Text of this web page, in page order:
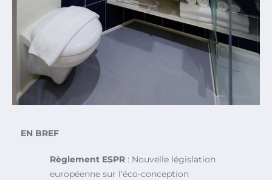
EN BREF
Règlement ESPR : Nouvelle législation
européenne sur l’éco-conception